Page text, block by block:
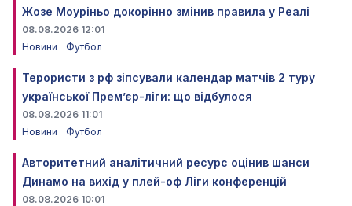
Жозе Моуріньо докорінно змінив правила у Реалі
08.08.2026 12:01
Новини
Футбол
Терористи з рф зіпсували календар матчів 2 туру
української Прем’єр-ліги: що відбулося
08.08.2026 11:01
Новини
Футбол
Авторитетний аналітичний ресурс оцінив шанси
Динамо на вихід у плей-оф Ліги конференцій
08.08.2026 10:01